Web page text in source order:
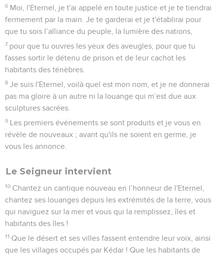
6 Moi, l'Eternel, je t'ai appelé en toute justice et je te tiendrai
fermement par la main. Je te garderai et je t'établirai pour
que tu sois l’alliance du peuple, la lumière des nations,
7 pour que tu ouvres les yeux des aveugles, pour que tu
fasses sortir le détenu de prison et de leur cachot les
habitants des ténèbres.
8 Je suis l'Eternel, voilà quel est mon nom, et je ne donnerai
pas ma gloire à un autre ni la louange qui m’est due aux
sculptures sacrées.
9 Les premiers événements se sont produits et je vous en
révèle de nouveaux ; avant qu'ils ne soient en germe, je
vous les annonce.
Le Seigneur intervient
10 Chantez un cantique nouveau en l’honneur de l'Eternel,
chantez ses louanges depuis les extrémités de la terre, vous
qui naviguez sur la mer et vous qui la remplissez, îles et
habitants des îles !
11 Que le désert et ses villes fassent entendre leur voix, ainsi
que les villages occupés par Kédar ! Que les habitants de